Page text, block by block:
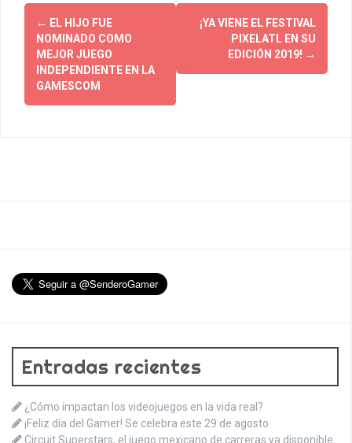
Post
navigation
← EL HIJO FUE
NOMINADO COMO
MEJOR JUEGO
INDEPENDIENTE EN LA
GAMESCOM
¡YA VIENE EL FESTIVAL
PIXELATL EN SU
EDICIÓN 2019! →
Entradas recientes
¿Cómo impactan los videojuegos en la vida real?
¡Feliz día del Gamer! Se celebra este 29 de agosto
Circuit Superstars, el juego mexicano de carreras ya disponible